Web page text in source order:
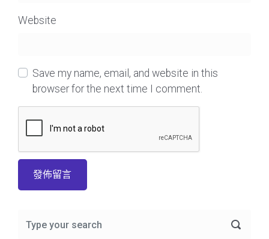
Website
Save my name, email, and website in this
browser for the next time I comment.